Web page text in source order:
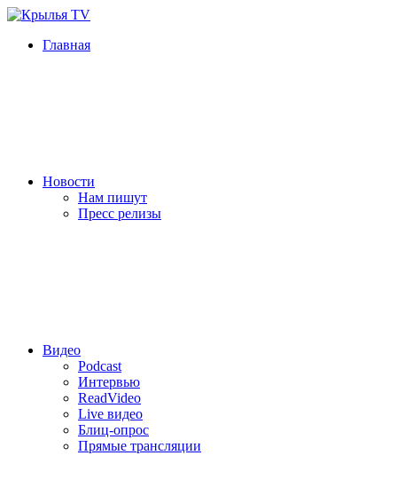
Главная
Новости
Нам пишут
Пресс релизы
Видео
Podcast
Интервью
ReadVideo
Live видео
Блиц-опрос
Прямые трансляции